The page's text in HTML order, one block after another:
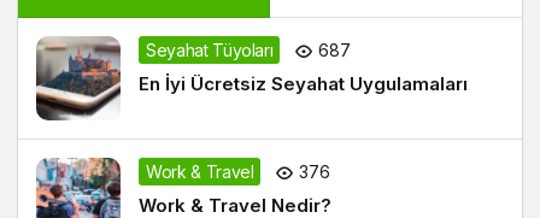
Seyahat Tüyoları 687
En İyi Ücretsiz Seyahat Uygulamaları
Work & Travel 376
Work & Travel Nedir?